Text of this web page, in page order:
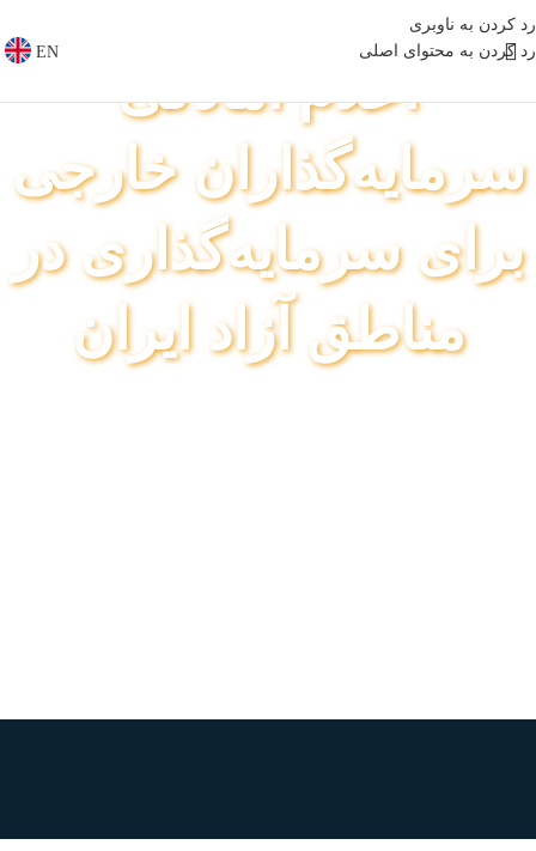
رد کردن به ناوبری
رد کردن به محتوای اصلی
EN
اعلام آمادگی
سرمایه‌گذاران خارجی
برای سرمایه‌گذاری در
مناطق آزاد ایران